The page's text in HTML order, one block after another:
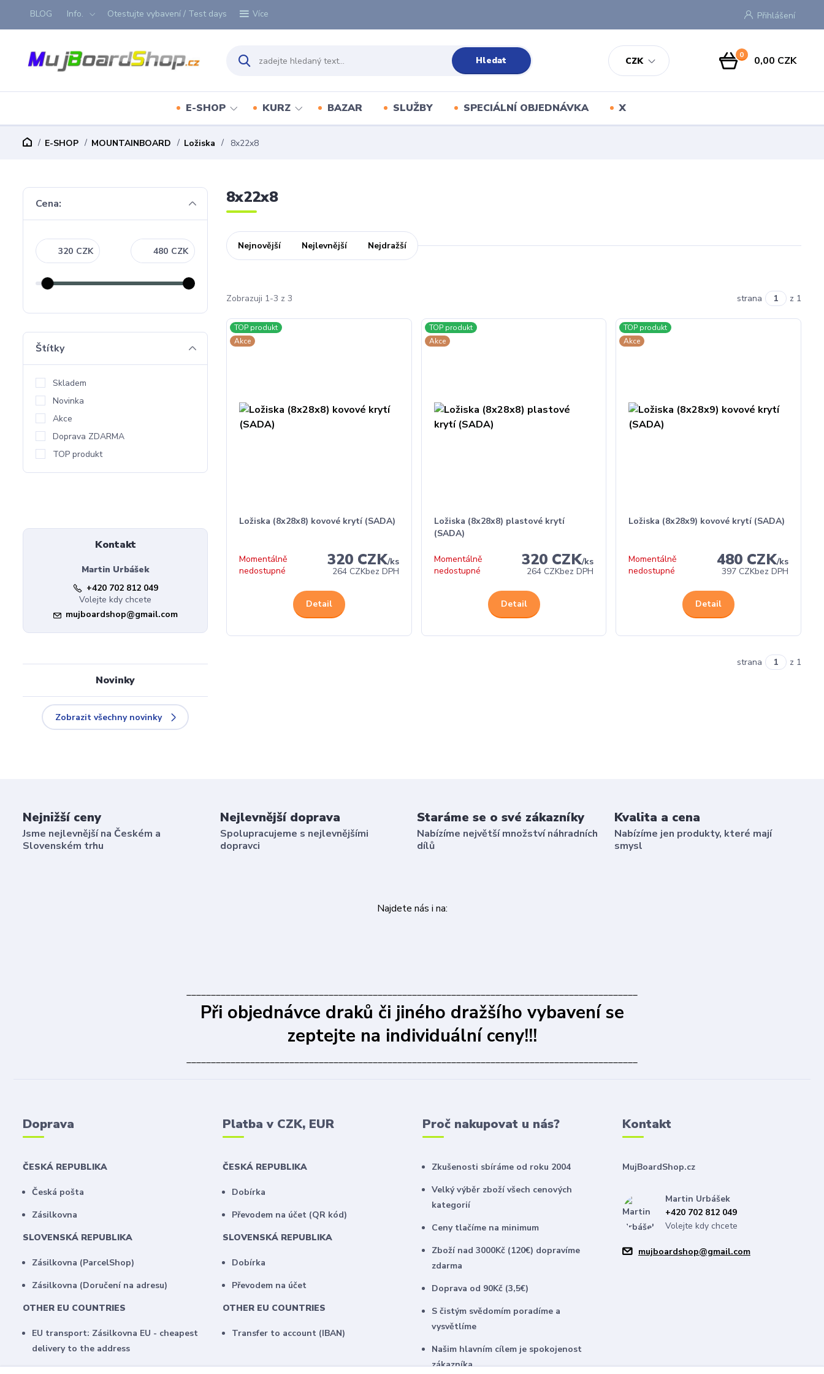
BLOG Info. Otestujte vybavení / Test days Více
CZK
Přihlášení
Hledat 0 0,00 CZK
E-SHOP KURZ BAZAR SLUŽBY SPECIÁLNÍ OBJEDNÁVKA X
E-SHOP MOUNTAINBOARD Ložiska 8x22x8
8x22x8
Nejnovější Nejlevnější Nejdražší
Zobrazuji 1-3 z 3 strana z 1
TOP produkt
Akce
Ložiska (8x28x8) kovové krytí (SADA)
320 CZK/ks
264 CZKbez DPH
Momentálně
nedostupné
Detail
TOP produkt
Akce
Ložiska (8x28x8) plastové krytí
(SADA)
320 CZK/ks
264 CZKbez DPH
Momentálně
nedostupné
Detail
TOP produkt
Akce
Ložiska (8x28x9) kovové krytí (SADA)
480 CZK/ks
397 CZKbez DPH
Momentálně
nedostupné
Detail
strana z 1
Cena:
CZK CZK
Štítky
Skladem
Novinka
Akce
Doprava ZDARMA
TOP produkt
Kontakt
Martin Urbášek
+420 702 812 049
Volejte kdy chcete
mujboardshop@gmail.com
Novinky
Zobrazit všechny novinky
Nejnižší ceny
Jsme nejlevnější na Českém a
Slovenském trhu
Nejlevnější doprava
Spolupracujeme s nejlevnějšími
dopravci
Staráme se o své zákazníky
Nabízíme největší množství náhradních
dílů
Kvalita a cena
Nabízíme jen produkty, které mají
smysl
Najdete nás i na:
____________________________________________________________________________________________
Při objednávce draků či jiného dražšího vybavení se
zeptejte na individuální ceny!!!
____________________________________________________________________________________________
Doprava
ČESKÁ REPUBLIKA
Česká pošta
Zásilkovna
SLOVENSKÁ REPUBLIKA
Zásilkovna (ParcelShop)
Zásilkovna (Doručení na adresu)
OTHER EU COUNTRIES
EU transport: Zásilkovna EU - cheapest
delivery to the address
Platba v CZK, EUR
ČESKÁ REPUBLIKA
Dobírka
Převodem na účet (QR kód)
SLOVENSKÁ REPUBLIKA
Dobírka
Převodem na účet
OTHER EU COUNTRIES
Transfer to account (IBAN)
Proč nakupovat u nás?
Zkušenosti sbíráme od roku 2004
Velký výběr zboží všech cenových
kategorií
Ceny tlačíme na minimum
Zboží nad 3000Kč (120€) dopravíme
zdarma
Doprava od 90Kč (3,5€)
S čistým svědomím poradíme a
vysvětlíme
Našim hlavním cílem je spokojenost
zákazníka
Kontakt
MujBoardShop.cz
Martin Urbášek
+420 702 812 049
Volejte kdy chcete
mujboardshop@gmail.com